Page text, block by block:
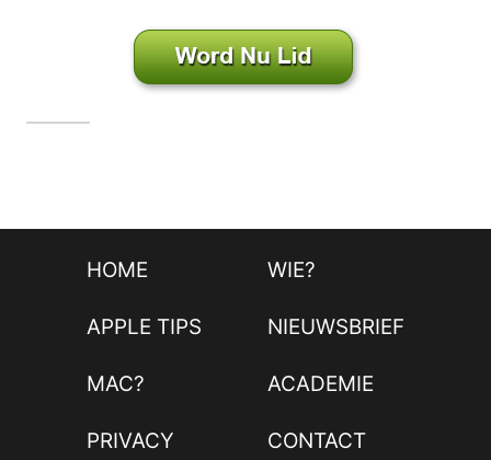
HOME WIE?
APPLE TIPS NIEUWSBRIEF
MAC? ACADEMIE
PRIVACY CONTACT